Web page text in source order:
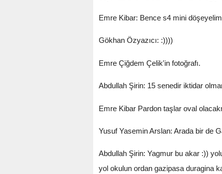
Emre Kibar: Bence s4 mini
Gökhan Özyazıcı: :))))
Emre Çiğdem Çelik'in fotoğrafı.
Abdullah Şirin: 15 senedir iktidar
Emre Kibar Pardon taşlar oval
Yusuf Yasemin Arslan: Arada bir de
Abdullah Şirin: Yagmur bu akar :))
yol okulun ordan gazipasa duragina